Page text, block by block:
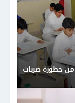
خطورة ضربات